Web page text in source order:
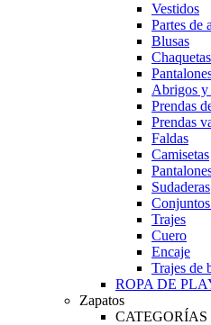
Vestidos
Partes de
Blusas
Chaquetas
Abrigos y
Prendas
Prendas
Faldas
Camisetas
Sudaderas
Trajes
Cuero
Encaje
Trajes de
ROPA DE
Zapatos
CATEGORÍAS